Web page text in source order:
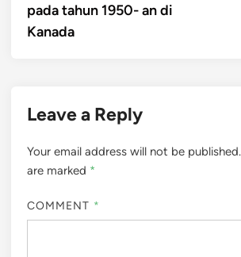
pada tahun 1950- an di
Kanada
Leave a Reply
Your email address will not be published.
are marked *
COMMENT *